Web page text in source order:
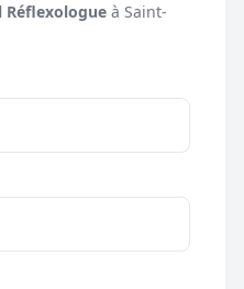
Réflexologue à Saint-